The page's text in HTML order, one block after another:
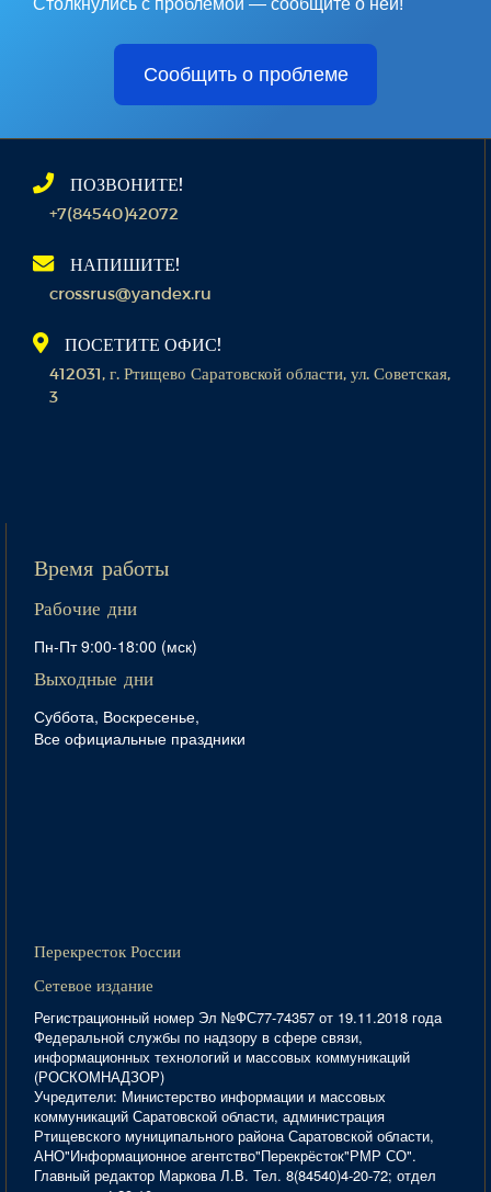
Сообщить о проблеме
ПОЗВОНИТЕ!
+7(84540)42072
НАПИШИТЕ!
crossrus@yandex.ru
ПОСЕТИТЕ ОФИС!
412031, г. Ртищево Саратовской области, ул. Советская,
3
Время работы
Рабочие дни
Пн-Пт 9:00-18:00 (мск)
Выходные дни
Суббота, Воскресенье,
Все официальные праздники
Перекресток России
Сетевое издание
Регистрационный номер Эл №ФС77-74357 от 19.11.2018 года
Федеральной службы по надзору в сфере связи,
информационных технологий и массовых коммуникаций
(РОСКОМНАДЗОР)
Учредители: Министерство информации и массовых
коммуникаций Саратовской области, администрация
Ртищевского муниципального района Саратовской области,
АНО"Информационное агентство"Перекрёсток"РМР СО".
Главный редактор Маркова Л.В. Тел. 8(84540)4-20-72; отдел